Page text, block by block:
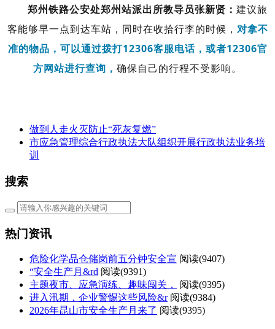
郑州铁路公安处郑州站派出所教导员张新贤： 建议旅
客能够早一点到达车站，同时在收拾行李的时候， 对拿不
准的物品，可以通过拨打12306客服电话，或者12306官
方网站进行查询， 确保自己的行程不受影响。
做到人走火灭防止“死灰复燃”
市应急管理综合行政执法大队组织开展行政执法业务培
训
搜索
热门资讯
危险化学品仓储岗前五分钟安全宣 阅读(9407)
“安全生产月&rd 阅读(9391)
主题夜市、应急演练、趣味闯关，
阅读(9395)
进入汛期，企业警惕这些风险&r 阅读(9384)
2026年昆山市安全生产月来了 阅读(9395)